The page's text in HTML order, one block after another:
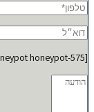
[honeypot honeypot-575]